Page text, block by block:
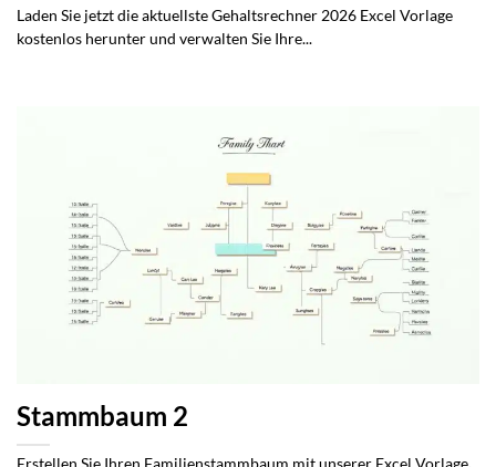
Laden Sie jetzt die aktuellste Gehaltsrechner 2026 Excel Vorlage
kostenlos herunter und verwalten Sie Ihre...
Stammbaum 2